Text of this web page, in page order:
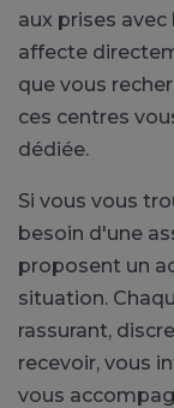
aux prises
affecte
que vous
ces centres
dédiée.
Si vous vous
besoin d'une
proposent un
situation.
rassurant,
recevoir, vous
vous